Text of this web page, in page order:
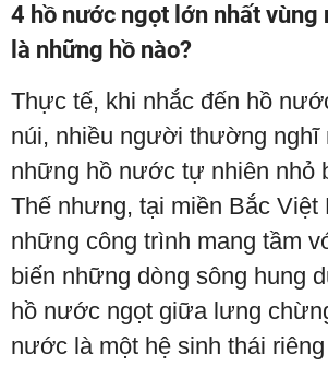
4 hồ nước ngọt lớn nhất vùng
là những hồ nào?
Thực tế, khi nhắc đến hồ
núi, nhiều người thường nghĩ
những hồ nước tự nhiên nhỏ
Thế nhưng, tại miền Bắc Việt
những công trình mang tầm
biến những dòng sông hung
hồ nước ngọt giữa lưng
nước là một hệ sinh thái